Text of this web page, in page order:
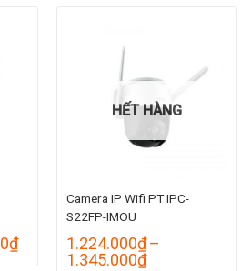
₫Khoảng
HẾT HÀNG
Camera IP Wifi PT IPC-
S22FP-IMOU
1.224.000₫ –
1.345.000₫Khoảng